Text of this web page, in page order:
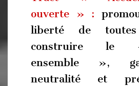
ouverte » :
liberté de
construire le
ensemble »,
neutralité et